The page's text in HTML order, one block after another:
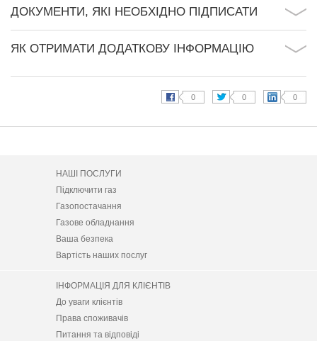
ДОКУМЕНТИ, ЯКІ НЕОБХІДНО ПІДПИСАТИ
ЯК ОТРИМАТИ ДОДАТКОВУ ІНФОРМАЦІЮ
НАШІ ПОСЛУГИ
Підключити газ
Газопостачання
Газове обладнання
Ваша безпека
Вартість наших послуг
ІНФОРМАЦІЯ ДЛЯ КЛІЄНТІВ
До уваги клієнтів
Права споживачів
Питання та відповіді